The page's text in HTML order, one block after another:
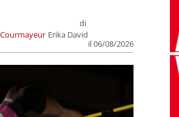
Courmayeur
di
Erika David
il 06/08/2026